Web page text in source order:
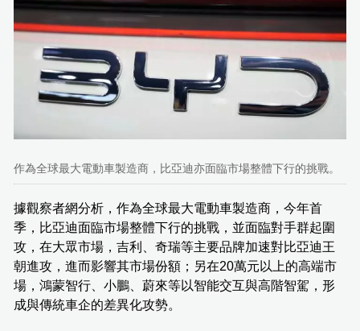
作為全球最大電動車製造商，比亞迪亦面臨市場整體下行的挑戰。
據觀察者網分析，作為全球最大電動車製造商，今年首
季，比亞迪面臨市場整體下行的挑戰，並面臨對手群起圍
攻，在大眾市場，吉利、奇瑞等主要品牌加速對比亞迪王
朝進攻，進而影響其市場份額；另在20萬元以上的高端市
場，鴻蒙智行、小鵬、蔚來等以智能交互與高階智駕，形
成與傳統車企的差異化攻勢。